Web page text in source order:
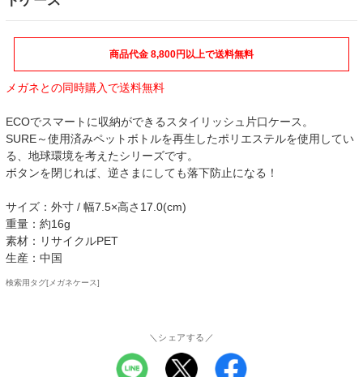
商品代金 8,800円以上で送料無料
メガネとの同時購入で送料無料
ECOでスマートに収納ができるスタイリッシュ片口ケース。
SURE～使用済みペットボトルを再生したポリエステルを使用してい
る、地球環境を考えたシリーズです。
ボタンを閉じれば、逆さまにしても落下防止になる！
サイズ：外寸 / 幅7.5×高さ17.0(cm)
重量：約16g
素材：リサイクルPET
生産：中国
検索用タグ[メガネケース]
＼シェアする／